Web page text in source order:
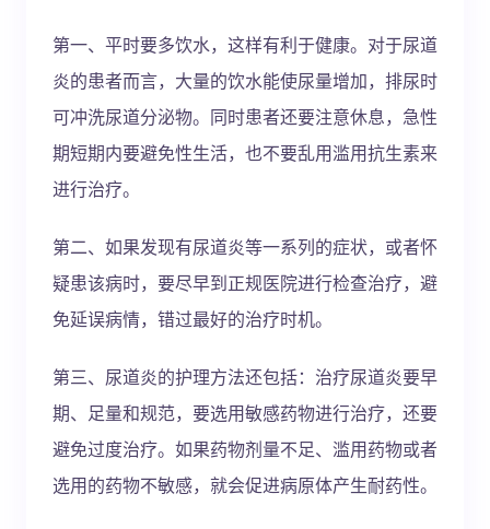
第一、平时要多饮水，这样有利于健康。对于尿道
炎的患者而言，大量的饮水能使尿量增加，排尿时
可冲洗尿道分泌物。同时患者还要注意休息，急性
期短期内要避免性生活，也不要乱用滥用抗生素来
进行治疗。
第二、如果发现有尿道炎等一系列的症状，或者怀
疑患该病时，要尽早到正规医院进行检查治疗，避
免延误病情，错过最好的治疗时机。
第三、尿道炎的护理方法还包括：治疗尿道炎要早
期、足量和规范，要选用敏感药物进行治疗，还要
避免过度治疗。如果药物剂量不足、滥用药物或者
选用的药物不敏感，就会促进病原体产生耐药性。